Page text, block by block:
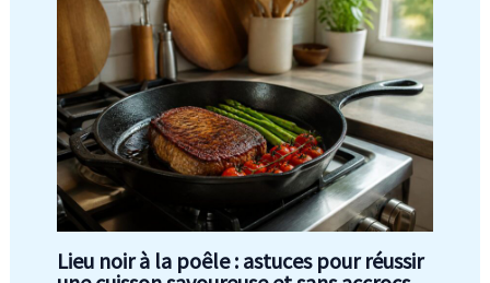
Lieu noir à la poêle : astuces pour réussir